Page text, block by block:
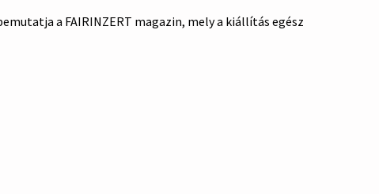
a FAIRINZERT magazin, mely a kiállítás egész